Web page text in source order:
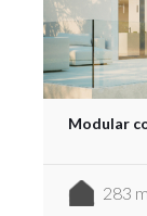
Modular
283